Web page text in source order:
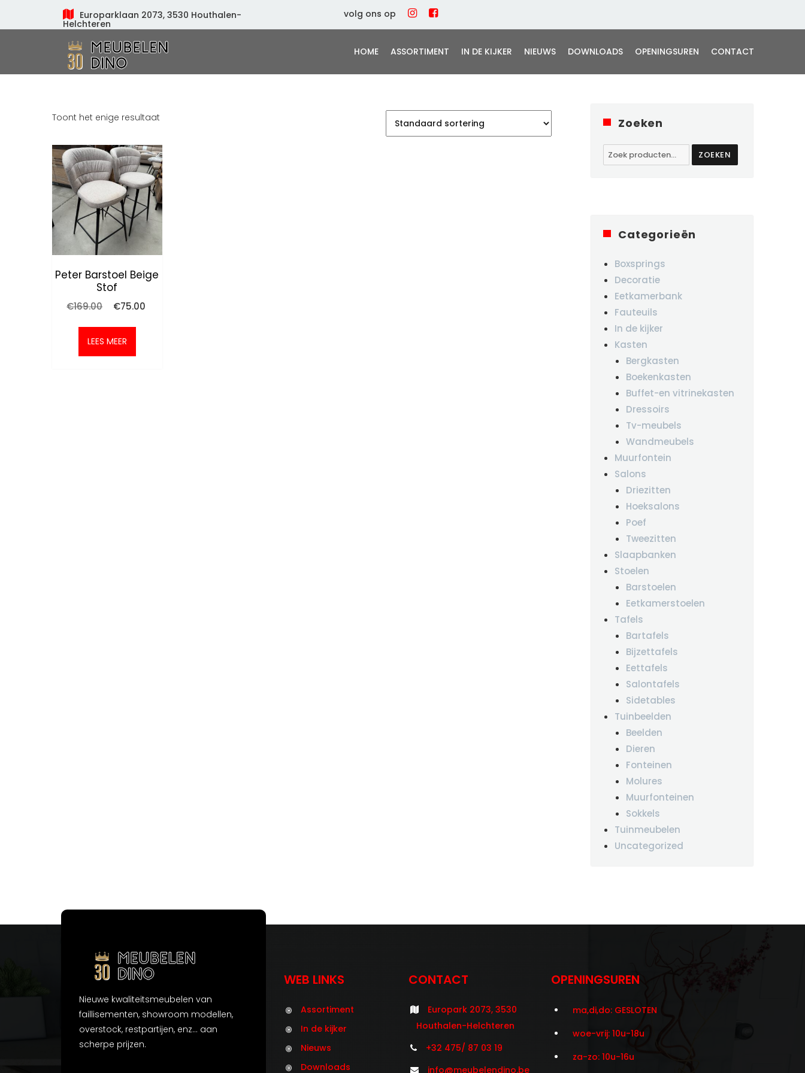
Europarklaan 2073, 3530 Houthalen-
Helchteren
volg ons op
HOME ASSORTIMENT IN DE KIJKER NIEUWS DOWNLOADS OPENINGSUREN CONTACT
Toont het enige resultaat
Peter Barstoel Beige
Stof
€169.00
Oorspronkelijke
was:
€169.00.
€75.00
LEES MEER
Zoeken
Zoeken
naar:
ZOEKEN
Categorieën
Boxsprings
Decoratie
Eetkamerbank
Fauteuils
In de kijker
Kasten
Bergkasten
Boekenkasten
Buffet-en vitrinekasten
Dressoirs
Tv-meubels
Wandmeubels
Muurfontein
Salons
Driezitten
Hoeksalons
Poef
Tweezitten
Slaapbanken
Stoelen
Barstoelen
Eetkamerstoelen
Tafels
Bartafels
Bijzettafels
Eettafels
Salontafels
Sidetables
Tuinbeelden
Beelden
Dieren
Fonteinen
Molures
Muurfonteinen
Sokkels
Tuinmeubelen
Uncategorized
Nieuwe kwaliteitsmeubelen van
faillisementen, showroom modellen,
overstock, restpartijen, enz... aan
scherpe prijzen.
WEB LINKS
Assortiment
In de kijker
Nieuws
Downloads
CONTACT
Europark 2073, 3530
Houthalen-Helchteren
+32 475/ 87 03 19
info@meubelendino.be
OPENINGSUREN
ma,di,do: GESLOTEN
woe-vrij: 10u-18u
za-zo: 10u-16u